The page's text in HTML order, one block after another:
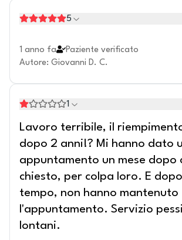
5
1 anno fa
Paziente verificato
Autore: Giovanni D. C.
1
Lavoro terribile, il
dopo 2 anni!? Mi hanno dato
appuntamento un mese dopo
chiesto, per colpa loro. E
tempo, non hanno mantenuto
l'appuntamento. Servizio
lontani.